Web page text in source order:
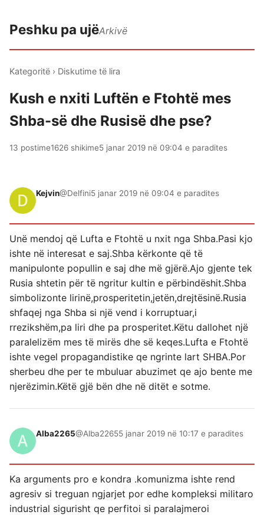
Peshku pa ujëArkivë
Kategoritë › Diskutime të lira
Kush e nxiti Luftën e Ftohtë mes
Shba-së dhe Rusisë dhe pse?
13 postime1626 shikime5 janar 2019 në 09:04 e paradites
Kejvin@Delfini5 janar 2019 në 09:04 e paradites
Unë mendoj që Lufta e Ftohtë u nxit nga Shba.Pasi kjo
ishte në interesat e saj.Shba kërkonte që të
manipulonte popullin e saj dhe më gjërë.Ajo gjente tek
Rusia shtetin për të ngritur kultin e përbindëshit.Shba
simbolizonte lirinë,prosperitetin,jetën,drejtësinë.Rusia
shfaqej nga Shba si një vend i korruptuar,i
rrezikshëm,pa liri dhe pa prosperitet.Këtu dallohet një
paralelizëm mes të mirës dhe së keqes.Lufta e Ftohtë
ishte vegel propagandistike qe ngrinte lart SHBA.Por
sherbeu dhe per te mbuluar abuzimet qe ajo bente me
njerëzimin.Këtë gjë bën dhe në ditët e sotme.
Alba2265@Alba22655 janar 2019 në 10:17 e paradites
Ka arguments pro e kondra .komunizma ishte rend
agresiv si treguan ngjarjet por edhe kompleksi militaro
industrial sigurisht qe perfitoi si paralajmeroi